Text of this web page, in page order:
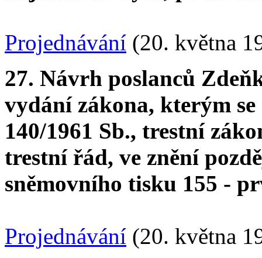
Projednávání (20. května
27. Návrh poslanců
vydání zákona, kterým
140/1961 Sb., trestní
trestní řád, ve znění
sněmovního tisku 155 -
Projednávání (20. května